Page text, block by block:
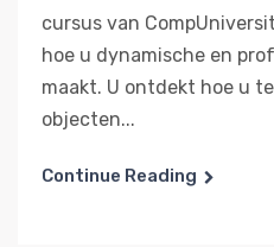
cursus van
hoe u dynamische en
maakt. U ontdekt hoe u
objecten...
Continue Reading